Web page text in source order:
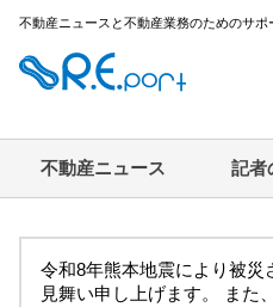
不動産ニュースと不動産業務のためのサポ
不動産ニュース 記者
令和8年熊本地震により被災
見舞い申し上げます。 また